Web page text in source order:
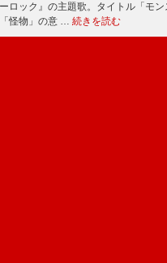
ロック』の主題歌。タイトル「モン
怪物」の意 … 続きを読む